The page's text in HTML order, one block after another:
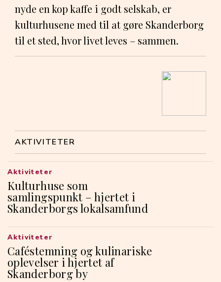
nyde en kop kaffe i godt selskab, er
kulturhusene med til at gøre Skanderborg
til et sted, hvor livet leves – sammen.
AKTIVITETER
Kulturhuse som
samlingspunkt – hjertet i
Skanderborgs lokalsamfund
Aktiviteter
Caféstemning og kulinariske
oplevelser i hjertet af
Skanderborg by
Aktiviteter